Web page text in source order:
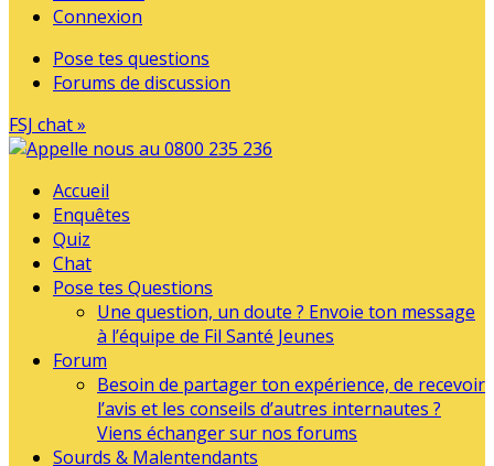
Connexion
Pose tes questions
Forums de discussion
FSJ chat »
Accueil
Enquêtes
Quiz
Chat
Pose tes Questions
Une question, un doute ? Envoie ton message
à l’équipe de Fil Santé Jeunes
Forum
Besoin de partager ton expérience, de recevoir
l’avis et les conseils d’autres internautes ?
Viens échanger sur nos forums
Sourds & Malentendants